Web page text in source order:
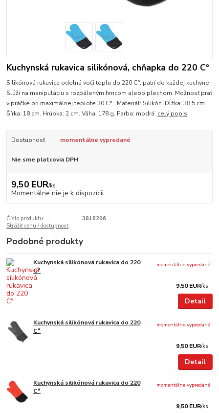
Kuchynská rukavica silikónová, chňapka do 220 C°
Silikónová rukavica odolná voči teplu do 220 C°, patrí do každej kuchyne.
Slúži na manipuláciu s rozpáleným hrncom alebo plechom. Možnosť prať
v práčke pri maximálnej teplote 30 C° Materiál: Silikón. Dĺžka: 38,5 cm.
Šírka: 18 cm. Hrúbka: 2 cm. Váha: 178 g. Farba: modrá. celý popis
Dostupnosť momentálne vypredané
Nie sme platcovia DPH
9,50 EUR/ks
Momentálne nie je k dispozícii
Číslo produktu:
3818206
Strážiť cenu / dostupnosť
Podobné produkty
Kuchynská silikónová rukavica do 220
C°
9,50 EUR/ks
momentálne vypredané
Detail
Kuchynská silikónová rukavica do 220
C°
9,50 EUR/ks
momentálne vypredané
Detail
Kuchynská silikónová rukavica do 220
C°
9,50 EUR/ks
momentálne vypredané